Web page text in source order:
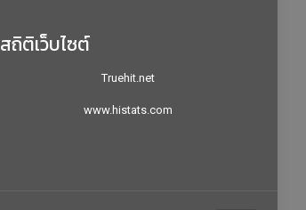
สถิติเว็บไซต์
Truehit.net
www.histats.com